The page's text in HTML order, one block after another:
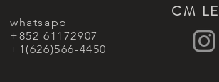
whatsapp
+852 61172907
+1(626)566-4450
CM